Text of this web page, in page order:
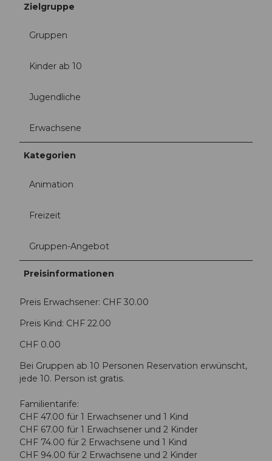
Zielgruppe
Gruppen
Kinder ab 10
Jugendliche
Erwachsene
Kategorien
Animation
Freizeit
Gruppen-Angebot
Preisinformationen
Preis Erwachsener: CHF 30.00
Preis Kind: CHF 22.00
CHF 0.00
Bei Gruppen ab 10 Personen Reservation erwünscht,
jede 10. Person ist gratis.
Familientarife:
CHF 47.00 für 1 Erwachsener und 1 Kind
CHF 67.00 für 1 Erwachsener und 2 Kinder
CHF 74.00 für 2 Erwachsene und 1 Kind
CHF 94.00 für 2 Erwachsene und 2 Kinder